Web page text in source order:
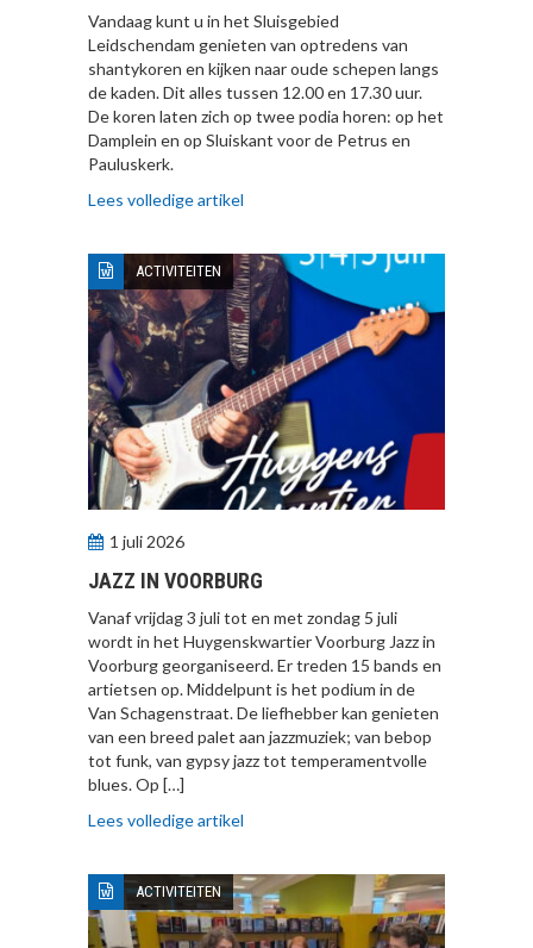
Vandaag kunt u in het Sluisgebied
Leidschendam genieten van optredens van
shantykoren en kijken naar oude schepen langs
de kaden. Dit alles tussen 12.00 en 17.30 uur.
De koren laten zich op twee podia horen: op het
Damplein en op Sluiskant voor de Petrus en
Pauluskerk.
Lees volledige artikel
ACTIVITEITEN
1 juli 2026
JAZZ IN VOORBURG
Vanaf vrijdag 3 juli tot en met zondag 5 juli
wordt in het Huygenskwartier Voorburg Jazz in
Voorburg georganiseerd. Er treden 15 bands en
artietsen op. Middelpunt is het podium in de
Van Schagenstraat. De liefhebber kan genieten
van een breed palet aan jazzmuziek; van bebop
tot funk, van gypsy jazz tot temperamentvolle
blues. Op […]
Lees volledige artikel
ACTIVITEITEN